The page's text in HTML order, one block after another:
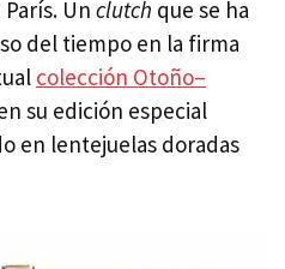
París. Un clutch que se ha
del tiempo en la firma
colección Otoño–
su edición especial
en lentejuelas doradas